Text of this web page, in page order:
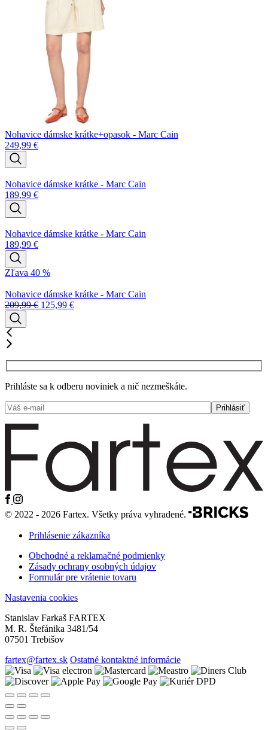
Nohavice dámske krátke+opasok - Marc Cain
249,99 €
Nohavice dámske krátke - Marc Cain
189,99 €
Nohavice dámske krátke - Marc Cain
189,99 €
Zľava 40 %
Nohavice dámske krátke - Marc Cain
209,99€ 125,99 €
Prihláste sa k odberu noviniek a nič nezmeškáte.
© 2022 - 2026 Fartex. Všetky práva vyhradené.
Prihlásenie zákazníka
Obchodné a reklamačné podmienky
Zásady ochrany osobných údajov
Formulár pre vrátenie tovaru
Nastavenia cookies
Stanislav Farkaš FARTEX
M. R. Štefánika 3481/54
07501 Trebišov
fartex@fartex.sk Ostatné kontaktné informácie